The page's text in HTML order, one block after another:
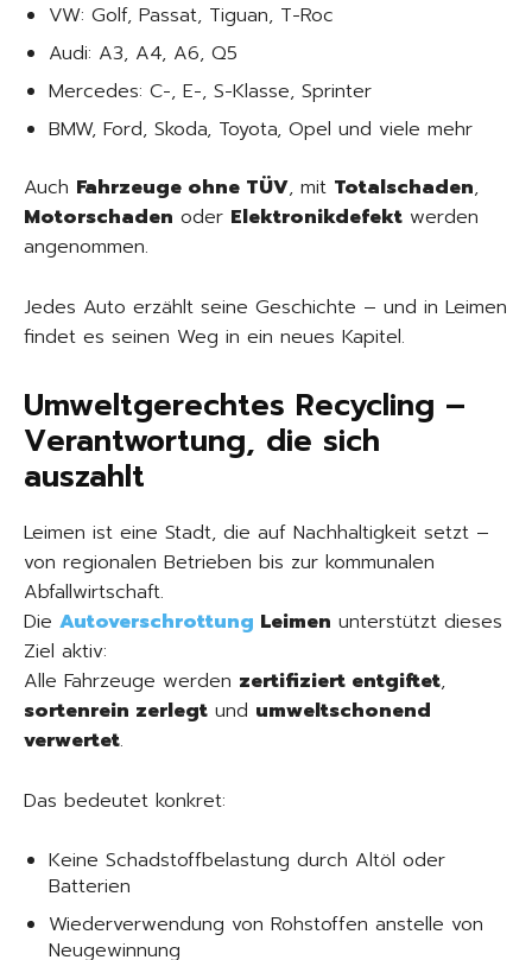
VW: Golf, Passat, Tiguan, T-Roc
Audi: A3, A4, A6, Q5
Mercedes: C-, E-, S-Klasse, Sprinter
BMW, Ford, Skoda, Toyota, Opel und viele mehr
Auch Fahrzeuge ohne TÜV, mit Totalschaden,
Motorschaden oder Elektronikdefekt werden
angenommen.
Jedes Auto erzählt seine Geschichte – und in Leimen
findet es seinen Weg in ein neues Kapitel.
Umweltgerechtes Recycling –
Verantwortung, die sich
auszahlt
Leimen ist eine Stadt, die auf Nachhaltigkeit setzt –
von regionalen Betrieben bis zur kommunalen
Abfallwirtschaft.
Die Autoverschrottung Leimen unterstützt dieses
Ziel aktiv:
Alle Fahrzeuge werden zertifiziert entgiftet,
sortenrein zerlegt und umweltschonend
verwertet.
Das bedeutet konkret:
Keine Schadstoffbelastung durch Altöl oder
Batterien
Wiederverwendung von Rohstoffen anstelle von
Neugewinnung